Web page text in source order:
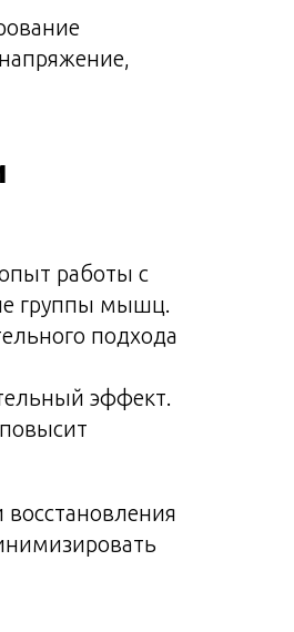
работы с
группы мышц.
подхода
эффект.